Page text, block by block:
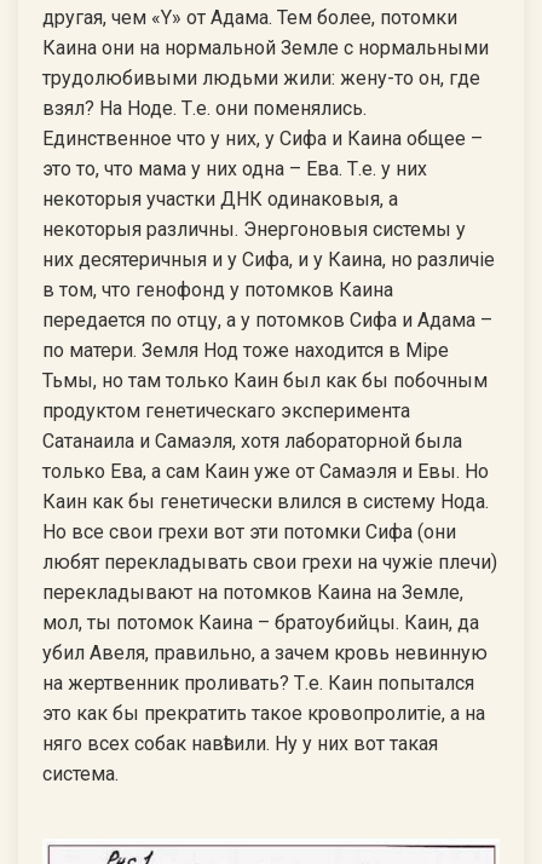
другая, чем «Y» от Адама. Тем более, потомки
Каина они на нормальной Земле с нормальными
трудолюбивыми людьми жили: жену-то он, где
взял? На Ноде. Т.е. они поменялись.
Единственное что у них, у Сифа и Каина общее –
это то, что мама у них одна – Ева. Т.е. у них
некоторыя участки ДНК одинаковыя, а
некоторыя различны. Энергоновыя системы у
них десятеричныя и у Сифа, и у Каина, но различiе
в том, что генофонд у потомков Каина
передается по отцу, а у потомков Сифа и Адама –
по матери. Земля Нод тоже находится в Мiре
Тьмы, но там только Каин был как бы побочным
продуктом генетическаго эксперимента
Сатанаила и Самаэля, хотя лабораторной была
только Ева, а сам Каин уже от Самаэля и Евы. Но
Каин как бы генетически влился в систему Нода.
Но все свои грехи вот эти потомки Сифа (они
любят перекладывать свои грехи на чужiе плечи)
перекладывают на потомков Каина на Земле,
мол, ты потомок Каина – братоубийцы. Каин, да
убил Авеля, правильно, а зачем кровь невинную
на жертвенник проливать? Т.е. Каин попытался
это как бы прекратить такое кровопролитiе, а на
няго всех собак навѣсили. Ну у них вот такая
система.